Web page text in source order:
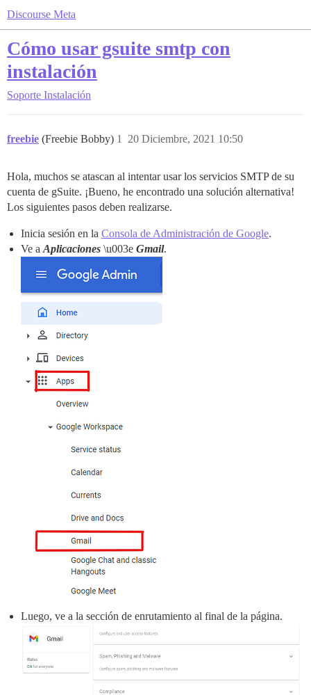
Discourse Meta
Cómo usar gsuite smtp con
instalación
Soporte Instalación
freebie (Freebie Bobby) 20 Diciembre, 2021 10:50
1
Hola, muchos se atascan al intentar usar los servicios SMTP de su
cuenta de gSuite. ¡Bueno, he encontrado una solución alternativa!
Los siguientes pasos deben realizarse.
Inicia sesión en la Consola de Administración de Google.
Ve a Aplicaciones \u003e Gmail.
Luego, ve a la sección de enrutamiento al final de la página.